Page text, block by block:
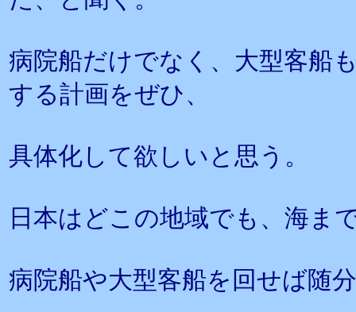
病院船だけでなく、大型客船
する計画をぜひ、
具体化して欲しいと思う。
日本はどこの地域でも、海ま
病院船や大型客船を回せば随